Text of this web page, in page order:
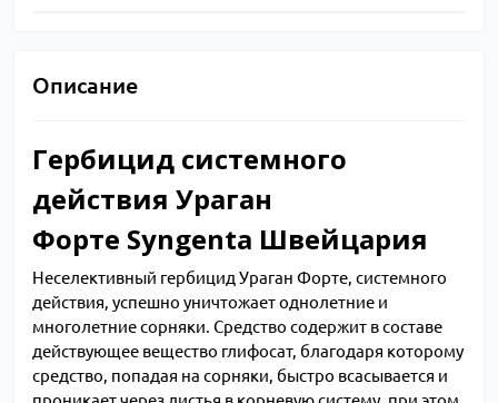
Описание
Гербицид системного
действия Ураган
Форте Syngenta Швейцария
Неселективный гербицид Ураган Форте, системного
действия, успешно уничтожает однолетние и
многолетние сорняки. Средство содержит в составе
действующее вещество глифосат, благодаря которому
средство, попадая на сорняки, быстро всасывается и